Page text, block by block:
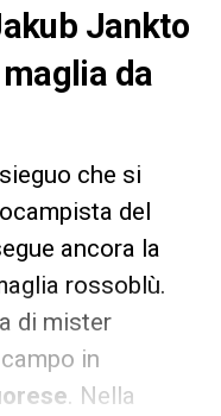
Jankto
da
che si
del
ancora la
rossoblù.
di mister
in
. Nella